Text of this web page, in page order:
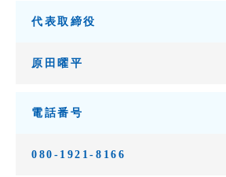
代表取締役
原田曜平
電話番号
080-1921-8166